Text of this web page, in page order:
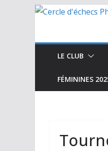
Passer
LE CLUB
FÉMININES